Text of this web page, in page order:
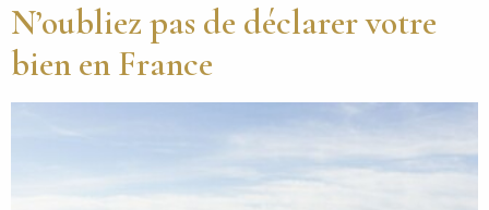
N’oubliez pas de déclarer votre
bien en France